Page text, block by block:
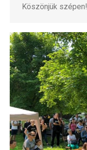
Köszönjük szépen!